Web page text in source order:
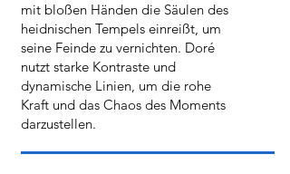
mit bloßen Händen die Säulen des
heidnischen Tempels einreißt, um
seine Feinde zu vernichten. Doré
nutzt starke Kontraste und
dynamische Linien, um die rohe
Kraft und das Chaos des Moments
darzustellen.